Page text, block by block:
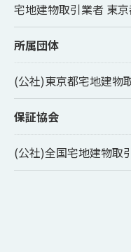
宅地建物取引業者 東
所属団体
(公社)東京都宅地建物
保証協会
(公社)全国宅地建物取